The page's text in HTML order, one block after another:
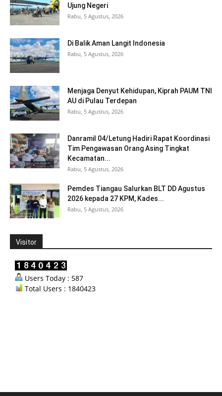
Ujung Negeri
Rabu, 5 Agustus, 2026
Di Balik Aman Langit Indonesia
Rabu, 5 Agustus, 2026
Menjaga Denyut Kehidupan, Kiprah PAUM TNI
AU di Pulau Terdepan
Rabu, 5 Agustus, 2026
Danramil 04/Letung Hadiri Rapat Koordinasi
Tim Pengawasan Orang Asing Tingkat
Kecamatan...
Rabu, 5 Agustus, 2026
Pemdes Tiangau Salurkan BLT DD Agustus
2026 kepada 27 KPM, Kades...
Rabu, 5 Agustus, 2026
Visitor
Users Today : 587
Total Users : 1840423